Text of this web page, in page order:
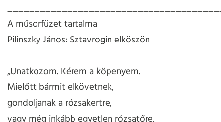
A műsorfüzet tartalma
Pilinszky János: Sztavrogin elköszön
„Unatkozom. Kérem a köpenyem.
Mielőtt bármit elkövetnek,
gondoljanak a rózsakertre,